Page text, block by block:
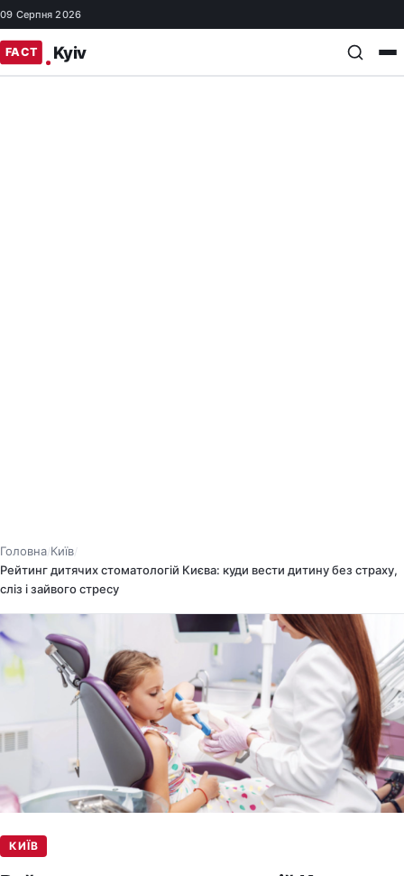
09 Серпня 2026
Головна/ Київ/
Рейтинг дитячих стоматологій Києва: куди вести дитину без страху,
сліз і зайвого стресу
КИЇВ